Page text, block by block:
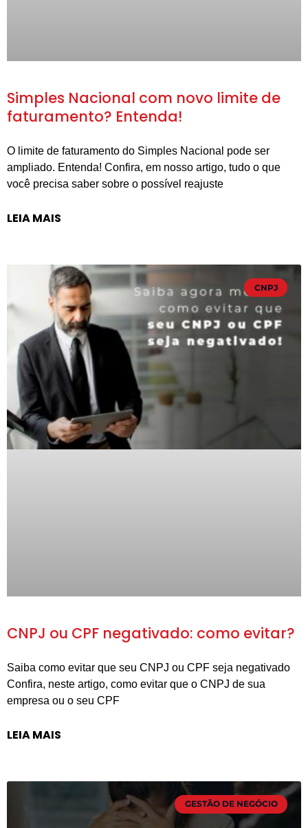
Simples Nacional com novo limite de
faturamento? Entenda!
O limite de faturamento do Simples Nacional pode ser
ampliado. Entenda! Confira, em nosso artigo, tudo o que
você precisa saber sobre o possível reajuste
LEIA MAIS
CNPJ
CNPJ ou CPF negativado: como evitar?
Saiba como evitar que seu CNPJ ou CPF seja negativado
Confira, neste artigo, como evitar que o CNPJ de sua
empresa ou o seu CPF
LEIA MAIS
GESTÃO DE NEGÓCIO